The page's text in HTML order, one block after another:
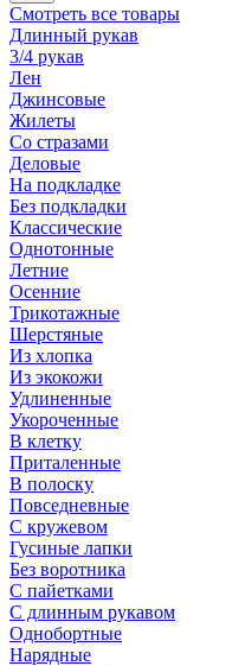
Смотреть все товары
Длинный рукав
3/4 рукав
Лен
Джинсовые
Жилеты
Со стразами
Деловые
На подкладке
Без подкладки
Классические
Однотонные
Летние
Осенние
Трикотажные
Шерстяные
Из хлопка
Из экокожи
Удлиненные
Укороченные
В клетку
Приталенные
В полоску
Повседневные
С кружевом
Гусиные лапки
Без воротника
С пайетками
С длинным рукавом
Однобортные
Нарядные